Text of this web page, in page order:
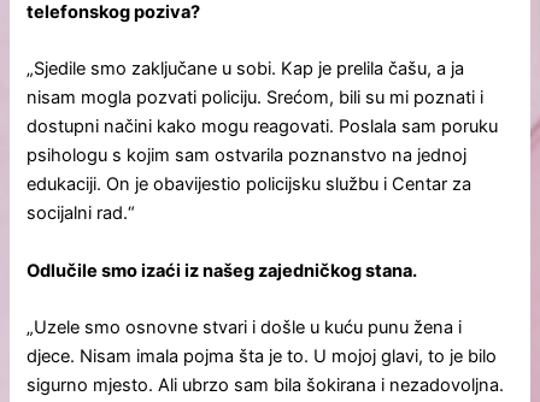
telefonskog poziva?
„Sjedile smo zaključane u sobi. Kap je prelila čašu, a ja
nisam mogla pozvati policiju. Srećom, bili su mi poznati i
dostupni načini kako mogu reagovati. Poslala sam poruku
psihologu s kojim sam ostvarila poznanstvo na jednoj
edukaciji. On je obavijestio policijsku službu i Centar za
socijalni rad.“
Odlučile smo izaći iz našeg zajedničkog stana.
„Uzele smo osnovne stvari i došle u kuću punu žena i
djece. Nisam imala pojma šta je to. U mojoj glavi, to je bilo
sigurno mjesto. Ali ubrzo sam bila šokirana i nezadovoljna.